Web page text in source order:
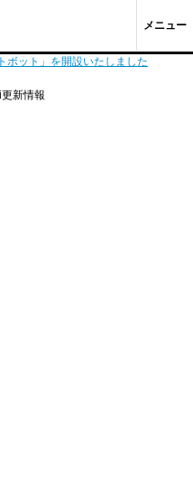
メニュー
ボット」を開設いたしました
新情報